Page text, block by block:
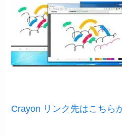
Crayon リンク先はこちら